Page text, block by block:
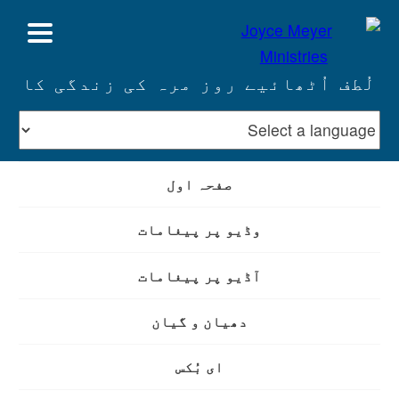
لُطف اُٹھائیے روز مرہ کی زندگی کا
صفحہ اول
وڈیو پر پیغامات
آڈیو پر پیغامات
دھیان و گیان
ای بُکس